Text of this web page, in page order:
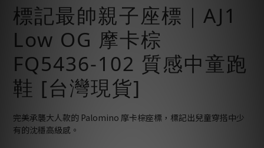
標記最帥親子座標｜AJ1
Low OG 摩卡棕
FQ5436-102 質感中童跑
鞋 [台灣現貨]
完美承襲大人款的 Palomino 摩卡棕座標，標記出兒童穿搭中少
有的沈穩高級感。